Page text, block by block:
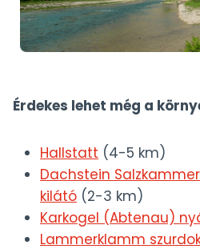
Érdekes lehet még a
Hallstatt (4-5 km)
Dachstein
kilátó (2-3 km)
Karkogel (Abtenau)
Lammerklamm